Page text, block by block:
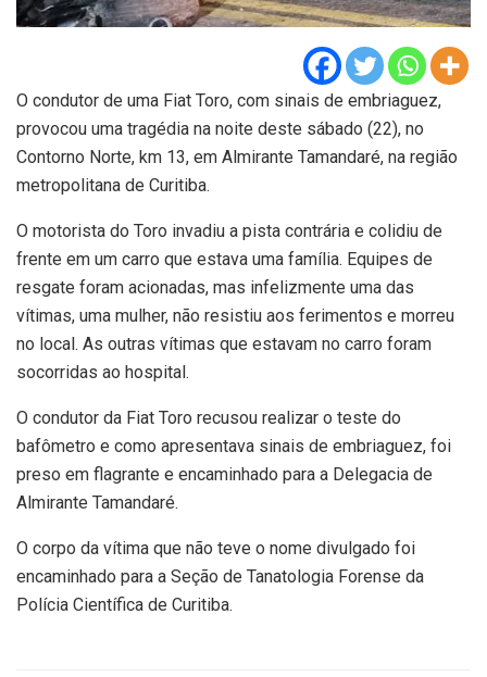
O condutor de uma Fiat Toro, com sinais de embriaguez,
provocou uma tragédia na noite deste sábado (22), no
Contorno Norte, km 13, em Almirante Tamandaré, na região
metropolitana de Curitiba.
O motorista do Toro invadiu a pista contrária e colidiu de
frente em um carro que estava uma família. Equipes de
resgate foram acionadas, mas infelizmente uma das
vítimas, uma mulher, não resistiu aos ferimentos e morreu
no local. As outras vítimas que estavam no carro foram
socorridas ao hospital.
O condutor da Fiat Toro recusou realizar o teste do
bafômetro e como apresentava sinais de embriaguez, foi
preso em flagrante e encaminhado para a Delegacia de
Almirante Tamandaré.
O corpo da vítima que não teve o nome divulgado foi
encaminhado para a Seção de Tanatologia Forense da
Polícia Científica de Curitiba.